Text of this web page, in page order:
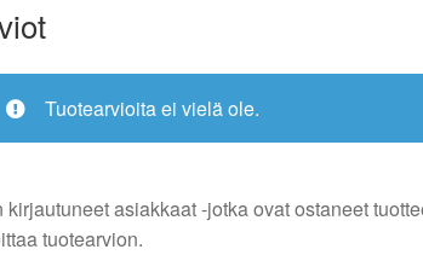
Tuotearvioita ei vielä ole.
kirjautuneet asiakkaat -jotka ovat ostaneet
tuotearvion.